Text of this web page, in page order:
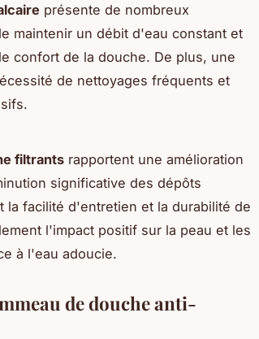
présente de nombreux
maintenir un débit d'eau constant et
confort de la douche. De plus, une
de nettoyages fréquents et
filtrants rapportent une amélioration
significative des dépôts
la facilité d'entretien et la durabilité de
l'impact positif sur la peau et les
à l'eau adoucie.
de douche anti-